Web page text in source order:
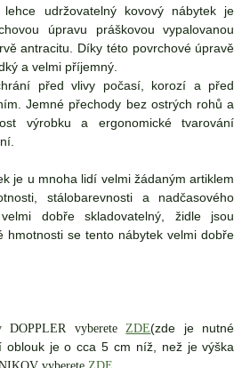
udržovatelný kovový nábytek je
úpravu práškovou vypalovanou
antracitu. Díky této povrchové úpravě
a velmi příjemný.
před vlivy počasí, korozí a před
Jemné přechody bez ostrých rohů a
výrobku a ergonomické tvarování
je u mnoha lidí velmi žádaným artiklem
stálobarevnosti a nadčasového
dobře skladovatelný, židle jsou
hmotnosti se tento nábytek velmi dobře
DOPPLER vybereteZDE(zde je nutné
oblouk je o cca 5 cm níž, než je výška